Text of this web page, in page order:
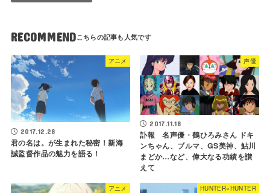
RECOMMEND
アニメ
2017.12.28
君の名は。が生まれた秘密！新海
誠監督作品の魅力を語る！
声優
2017.11.18
訃報 名声優・鶴ひろみさん ドキ
ンちゃん、ブルマ、GS美神、鮎川
まどか…など、偉大なる功績を讃
えて
アニメ HUNTER×HUNTER